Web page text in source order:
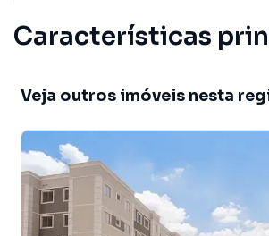
Características
Veja outros imóveis nesta